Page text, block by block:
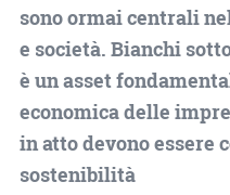
sono ormai centrali
e società. Bianchi
è un asset
economica delle
in atto devono essere
sostenibilità